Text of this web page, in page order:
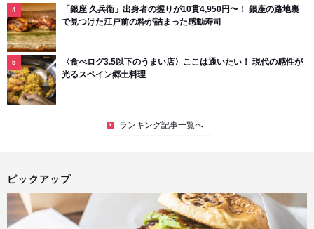
「銀座 久兵衛」出身者の握りが10貫4,950円〜！ 銀座の路地裏
で見つけた江戸前の粋が詰まった感動寿司
〈食べログ3.5以下のうまい店〉ここは通いたい！ 現代の感性が
光るスペイン郷土料理
ランキング記事一覧へ
ピックアップ